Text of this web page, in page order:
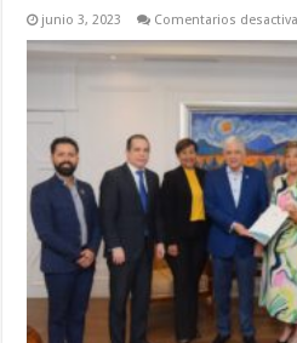
junio 3, 2023 Comentarios